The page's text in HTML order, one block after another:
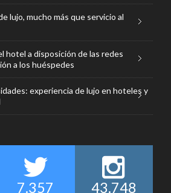
lujo, mucho más que servicio al
hotel a disposición de las redes
a los huéspedes
experiencia de lujo en hoteles y
7.357 43.748